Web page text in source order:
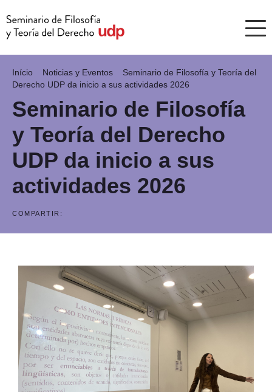
Início Noticias y Eventos
Seminario de Filosofía y Teoría del
Derecho UDP da inicio a sus actividades 2026
Seminario de Filosofía
y Teoría del Derecho
UDP da inicio a sus
actividades 2026
COMPARTIR: